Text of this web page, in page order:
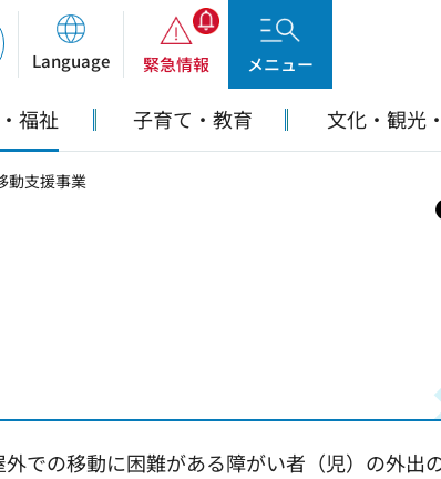
Language 緊急情報 メニュー
福祉 子育て・教育 文化・観光
動支援事業
での移動に困難がある障がい者（児）の外出